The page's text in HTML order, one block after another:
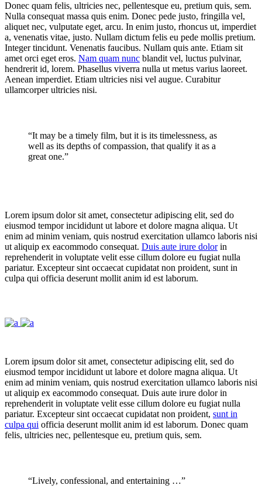
Donec quam felis, ultricies nec, pellentesque eu, pretium quis, sem.
Nulla consequat massa quis enim. Donec pede justo, fringilla vel,
aliquet nec, vulputate eget, arcu. In enim justo, rhoncus ut, imperdiet
a, venenatis vitae, justo. Nullam dictum felis eu pede mollis pretium.
Integer tincidunt. Venenatis faucibus. Nullam quis ante. Etiam sit
amet orci eget eros. Nam quam nunc blandit vel, luctus pulvinar,
hendrerit id, lorem. Phasellus viverra nulla ut metus varius laoreet.
Aenean imperdiet. Etiam ultricies nisi vel augue. Curabitur
ullamcorper ultricies nisi.
“It may be a timely film, but it is its timelessness, as
well as its depths of compassion, that qualify it as a
great one.”
Lorem ipsum dolor sit amet, consectetur adipiscing elit, sed do
eiusmod tempor incididunt ut labore et dolore magna aliqua. Ut
enim ad minim veniam, quis nostrud exercitation ullamco laboris nisi
ut aliquip ex eacommodo consequat. Duis aute irure dolorin
reprehenderit in voluptate velit esse cillum dolore eu fugiat nulla
pariatur. Excepteur sint occaecat cupidatat non proident, sunt in
culpa qui officia deserunt mollit anim id est laborum.
Lorem ipsum dolor sit amet, consectetur adipiscing elit, sed do
eiusmod tempor incididunt ut labore et dolore magna aliqua. Ut
enim ad minim veniam, quis nostrud exercitation ullamco laboris nisi
ut aliquip ex eacommodo consequat. Duis aute irure dolor in
reprehenderit in voluptate velit esse cillum dolore eu fugiat nulla
pariatur. Excepteur sint occaecat cupidatat non proident, sunt in
culpa qui officia deserunt mollit anim id est laborum. Donec quam
felis, ultricies nec, pellentesque eu, pretium quis, sem.
“Lively, confessional, and entertaining …”